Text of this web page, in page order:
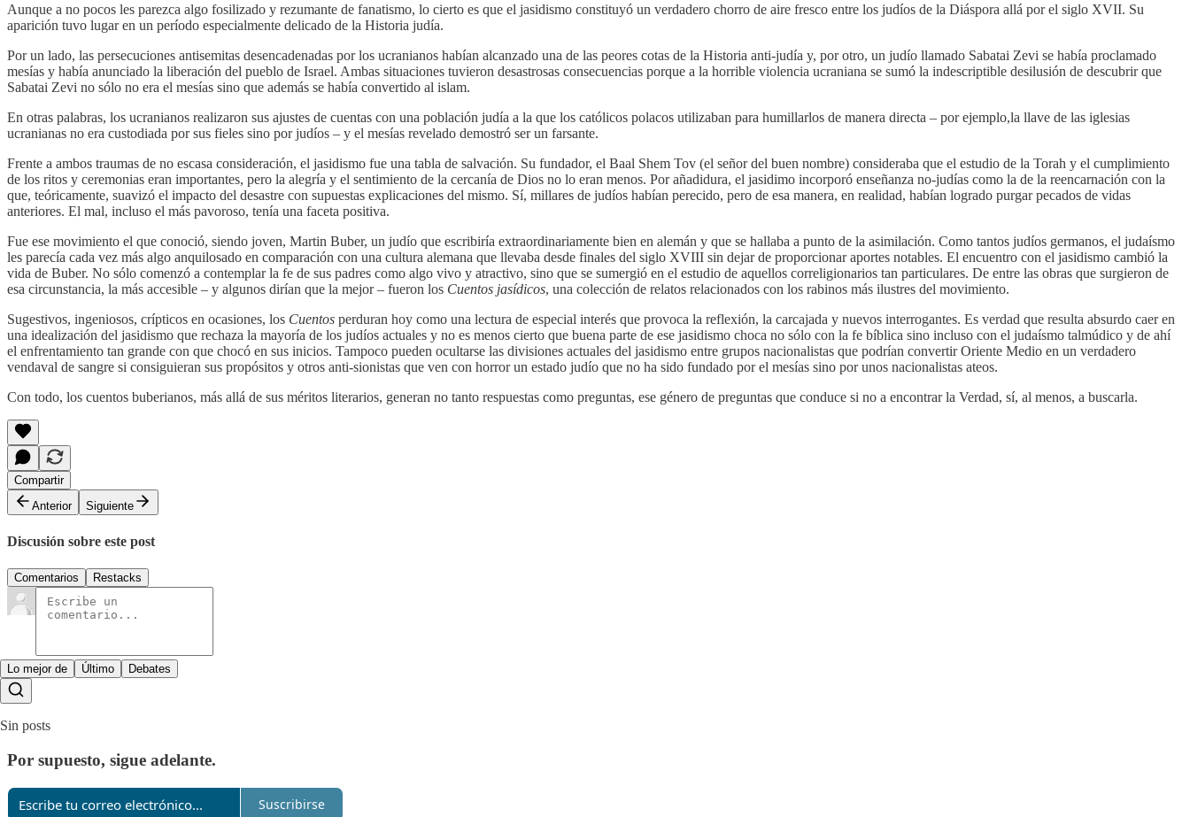
Aunque a no pocos les parezca algo fosilizado y rezumante de fanatismo, lo cierto es que el jasidismo constituyó un verdadero chorro de aire fresco entre los judíos de la Diáspora allá por el siglo XVII. Su
aparición tuvo lugar en un período especialmente delicado de la Historia judía.
Por un lado, las persecuciones antisemitas desencadenadas por los ucranianos habían alcanzado una de las peores cotas de la Historia anti-judía y, por otro, un judío llamado Sabatai Zevi se había proclamado
mesías y había anunciado la liberación del pueblo de Israel. Ambas situaciones tuvieron desastrosas consecuencias porque a la horrible violencia ucraniana se sumó la indescriptible desilusión de descubrir que
Sabatai Zevi no sólo no era el mesías sino que además se había convertido al islam.
En otras palabras, los ucranianos realizaron sus ajustes de cuentas con una población judía a la que los católicos polacos utilizaban para humillarlos de manera directa – por ejemplo,la llave de las iglesias
ucranianas no era custodiada por sus fieles sino por judíos – y el mesías revelado demostró ser un farsante.
Frente a ambos traumas de no escasa consideración, el jasidismo fue una tabla de salvación. Su fundador, el Baal Shem Tov (el señor del buen nombre) consideraba que el estudio de la Torah y el cumplimiento
de los ritos y ceremonias eran importantes, pero la alegría y el sentimiento de la cercanía de Dios no lo eran menos. Por añadidura, el jasidimo incorporó enseñanza no-judías como la de la reencarnación con la
que, teóricamente, suavizó el impacto del desastre con supuestas explicaciones del mismo. Sí, millares de judíos habían perecido, pero de esa manera, en realidad, habían logrado purgar pecados de vidas
anteriores. El mal, incluso el más pavoroso, tenía una faceta positiva.
Fue ese movimiento el que conoció, siendo joven, Martin Buber, un judío que escribiría extraordinariamente bien en alemán y que se hallaba a punto de la asimilación. Como tantos judíos germanos, el judaísmo
les parecía cada vez más algo anquilosado en comparación con una cultura alemana que llevaba desde finales del siglo XVIII sin dejar de proporcionar aportes notables. El encuentro con el jasidismo cambió la
vida de Buber. No sólo comenzó a contemplar la fe de sus padres como algo vivo y atractivo, sino que se sumergió en el estudio de aquellos correligionarios tan particulares. De entre las obras que surgieron de
esa circunstancia, la más accesible – y algunos dirían que la mejor – fueron los Cuentos jasídicos, una colección de relatos relacionados con los rabinos más ilustres del movimiento.
Sugestivos, ingeniosos, crípticos en ocasiones, los Cuentos perduran hoy como una lectura de especial interés que provoca la reflexión, la carcajada y nuevos interrogantes. Es verdad que resulta absurdo caer en
una idealización del jasidismo que rechaza la mayoría de los judíos actuales y no es menos cierto que buena parte de ese jasidismo choca no sólo con la fe bíblica sino incluso con el judaísmo talmúdico y de ahí
el enfrentamiento tan grande con que chocó en sus inicios. Tampoco pueden ocultarse las divisiones actuales del jasidismo entre grupos nacionalistas que podrían convertir Oriente Medio en un verdadero
vendaval de sangre si consiguieran sus propósitos y otros anti-sionistas que ven con horror un estado judío que no ha sido fundado por el mesías sino por unos nacionalistas ateos.
Con todo, los cuentos buberianos, más allá de sus méritos literarios, generan no tanto respuestas como preguntas, ese género de preguntas que conduce si no a encontrar la Verdad, sí, al menos, a buscarla.
Compartir
Anterior
Siguiente
Discusión sobre este post
Comentarios Restacks
Lo mejor de Último Debates
Sin posts
Por supuesto, sigue adelante.
Suscribirse